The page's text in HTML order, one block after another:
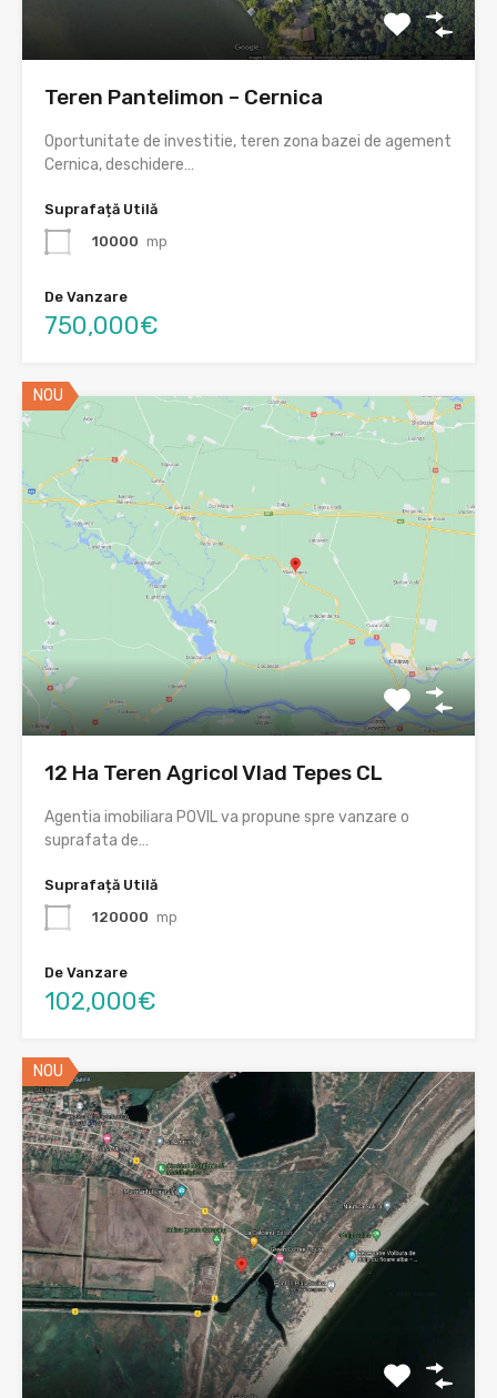
Teren Pantelimon – Cernica
Oportunitate de investitie, teren zona bazei de agement
Cernica, deschidere…
Suprafață Utilă
10000 mp
De Vanzare
750,000€
NOU
12 Ha Teren Agricol Vlad Tepes CL
Agentia imobiliara POVIL va propune spre vanzare o
suprafata de…
Suprafață Utilă
120000 mp
De Vanzare
102,000€
NOU